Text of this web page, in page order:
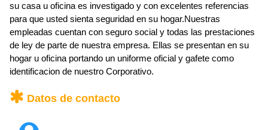
su casa u oficina es investigado y con excelentes referencias
para que usted sienta seguridad en su hogar.Nuestras
empleadas cuentan con seguro social y todas las prestaciones
de ley de parte de nuestra empresa. Ellas se presentan en su
hogar u oficina portando un uniforme oficial y gafete como
identificacion de nuestro Corporativo.
Datos de contacto